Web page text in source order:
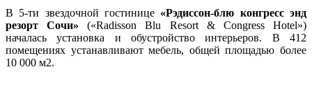
В 5-ти звездочной гостинице «Рэдиссон-блю конгресс энд
резорт Сочи» («Radisson Blu Resort & Congress Hotel»)
началась установка и обустройство интерьеров. В 412
помещениях устанавливают мебель, общей площадью более
10 000 м2.